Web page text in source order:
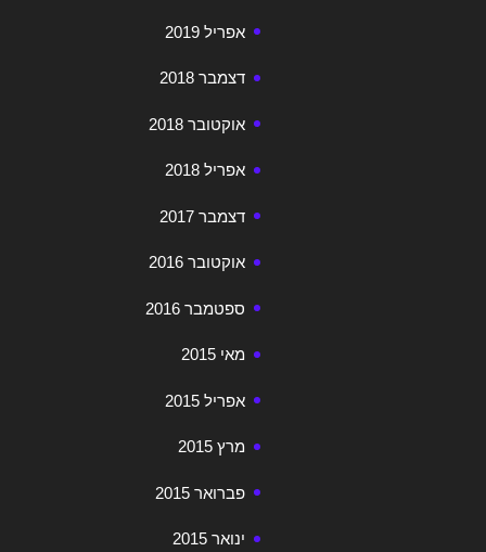
אפריל 2019
דצמבר 2018
אוקטובר 2018
אפריל 2018
דצמבר 2017
אוקטובר 2016
ספטמבר 2016
מאי 2015
אפריל 2015
מרץ 2015
פברואר 2015
ינואר 2015